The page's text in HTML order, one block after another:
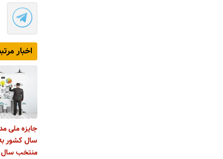
اخبار
جایزه ملی
سال کشور
منتخب سال 1403 اعطا شد